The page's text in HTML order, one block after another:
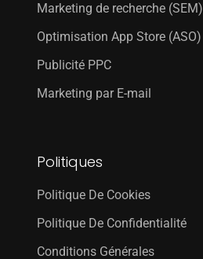
Marketing de recherche (SEM)
Optimisation App Store (ASO)
Publicité PPC
Marketing par E-mail
Politiques
Politique De Cookies
Politique De Confidentialité
Conditions Générales